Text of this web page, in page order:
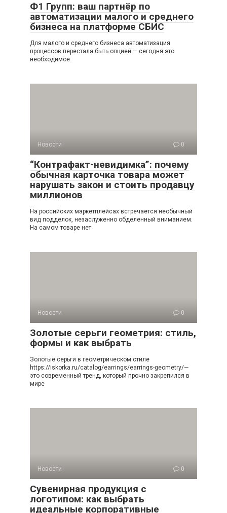
Ф1 Групп: ваш партнёр по
автоматизации малого и среднего
бизнеса на платформе СБИС
Для малого и среднего бизнеса автоматизация
процессов перестала быть опцией — сегодня это
необходимое
Новости 0
“Контрафакт-невидимка”: почему
обычная карточка товара может
нарушать закон и стоить продавцу
миллионов
На российских маркетплейсах встречается необычный
вид подделок, незаслуженно обделенный вниманием.
На самом товаре нет
Новости 0
Золотые серьги геометрия: стиль,
формы и как выбрать
Золотые серьги в геометрическом стиле
https://iskorka.ru/catalog/earrings/earrings-geometry/—
это современный тренд, который прочно закрепился в
мире
Новости 0
Сувенирная продукция с
логотипом: как выбрать
идеальные корпоративные